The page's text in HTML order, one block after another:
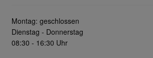
Montag: geschlossen
Dienstag - Donnerstag
08:30 - 16:30 Uhr